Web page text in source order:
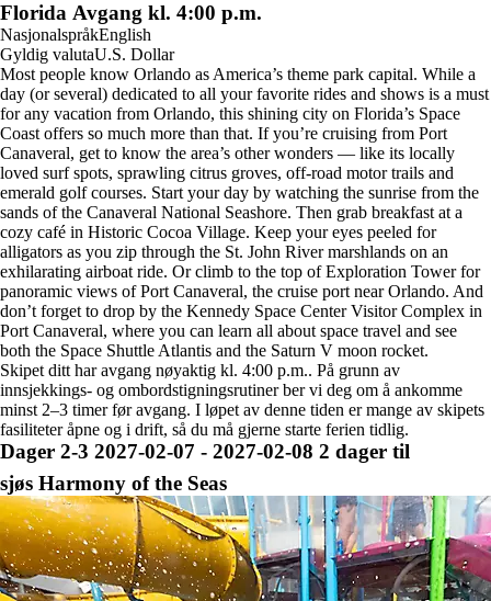
Florida Avgang kl. 4:00 p.m.
NasjonalspråkEnglish
Gyldig valutaU.S. Dollar
Most people know Orlando as America’s theme park capital. While a
day (or several) dedicated to all your favorite rides and shows is a must
for any vacation from Orlando, this shining city on Florida’s Space
Coast offers so much more than that. If you’re cruising from Port
Canaveral, get to know the area’s other wonders — like its locally
loved surf spots, sprawling citrus groves, off-road motor trails and
emerald golf courses. Start your day by watching the sunrise from the
sands of the Canaveral National Seashore. Then grab breakfast at a
cozy café in Historic Cocoa Village. Keep your eyes peeled for
alligators as you zip through the St. John River marshlands on an
exhilarating airboat ride. Or climb to the top of Exploration Tower for
panoramic views of Port Canaveral, the cruise port near Orlando. And
don’t forget to drop by the Kennedy Space Center Visitor Complex in
Port Canaveral, where you can learn all about space travel and see
both the Space Shuttle Atlantis and the Saturn V moon rocket.
Skipet ditt har avgang nøyaktig kl. 4:00 p.m.. På grunn av
innsjekkings- og ombordstigningsrutiner ber vi deg om å ankomme
minst 2–3 timer før avgang. I løpet av denne tiden er mange av skipets
fasiliteter åpne og i drift, så du må gjerne starte ferien tidlig.
Dager 2-3 2027-02-07 - 2027-02-08 2 dager til
sjøs Harmony of the Seas